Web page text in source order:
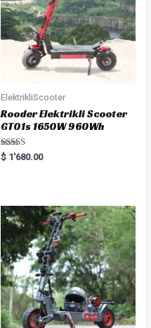
ElektrikliScooter
Rooder Elektrikli Scooter
GT01s 1650W 960Wh
Rated
5.00
$ 1'680.00